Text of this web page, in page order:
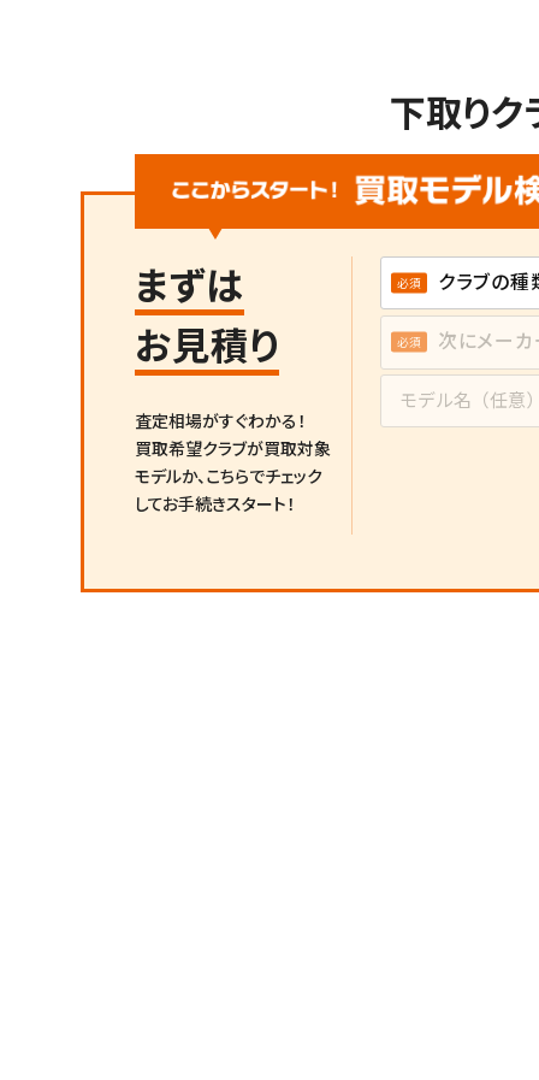
下取りク
まずは
お見積り
査定相場がすぐわかる！
買取希望クラブが買取対象
モデルか、 こちらでチェック
してお手続きスタート！